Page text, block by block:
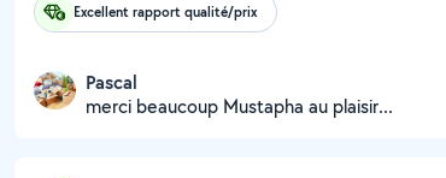
Excellent rapport qualité/prix
Pascal
merci beaucoup Mustapha au plaisir...